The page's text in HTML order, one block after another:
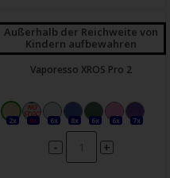
Außerhalb der Reichweite von
Kindern aufbewahren
Vaporesso XROS Pro 2
2x 0x 6x 8x 6x 6x 7x
- +